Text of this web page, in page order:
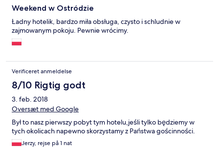
Weekend w Ostródzie
Ładny hotelik, bardzo miła obsługa, czysto i schludnie w
zajmowanym pokoju. Pewnie wrócimy.
Verificeret anmeldelse
8/10 Rigtig godt
3. feb. 2018
Oversæt med Google
Był to nasz pierwszy pobyt tym hotelu,jeśli tylko będziemy w
tych okolicach napewno skorzystamy z Państwa gościnności.
Jerzy, rejse på 1 nat